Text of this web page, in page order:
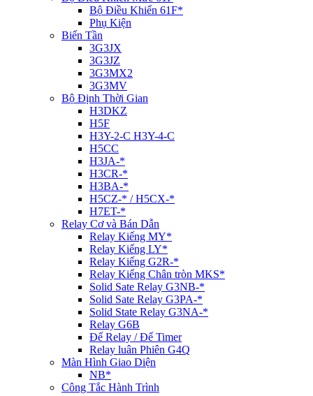
Bộ Điều Khiển 61F*
Phụ Kiện
Biến Tần
3G3JX
3G3JZ
3G3MX2
3G3MV
Bộ Định Thời Gian
H3DKZ
H5F
H3Y-2-C H3Y-4-C
H5CC
H3JA-*
H3CR-*
H3BA-*
H5CZ-* / H5CX-*
H7ET-*
Relay Cơ và Bán Dẫn
Relay Kiếng MY*
Relay Kiếng LY*
Relay Kiếng G2R-*
Relay Kiếng Chân tròn MKS*
Solid Sate Relay G3NB-*
Solid Sate Relay G3PA-*
Solid State Relay G3NA-*
Relay G6B
Đế Relay / Đế Timer
Relay luân Phiên G4Q
Màn Hình Giao Diện
NB*
Công Tắc Hành Trình